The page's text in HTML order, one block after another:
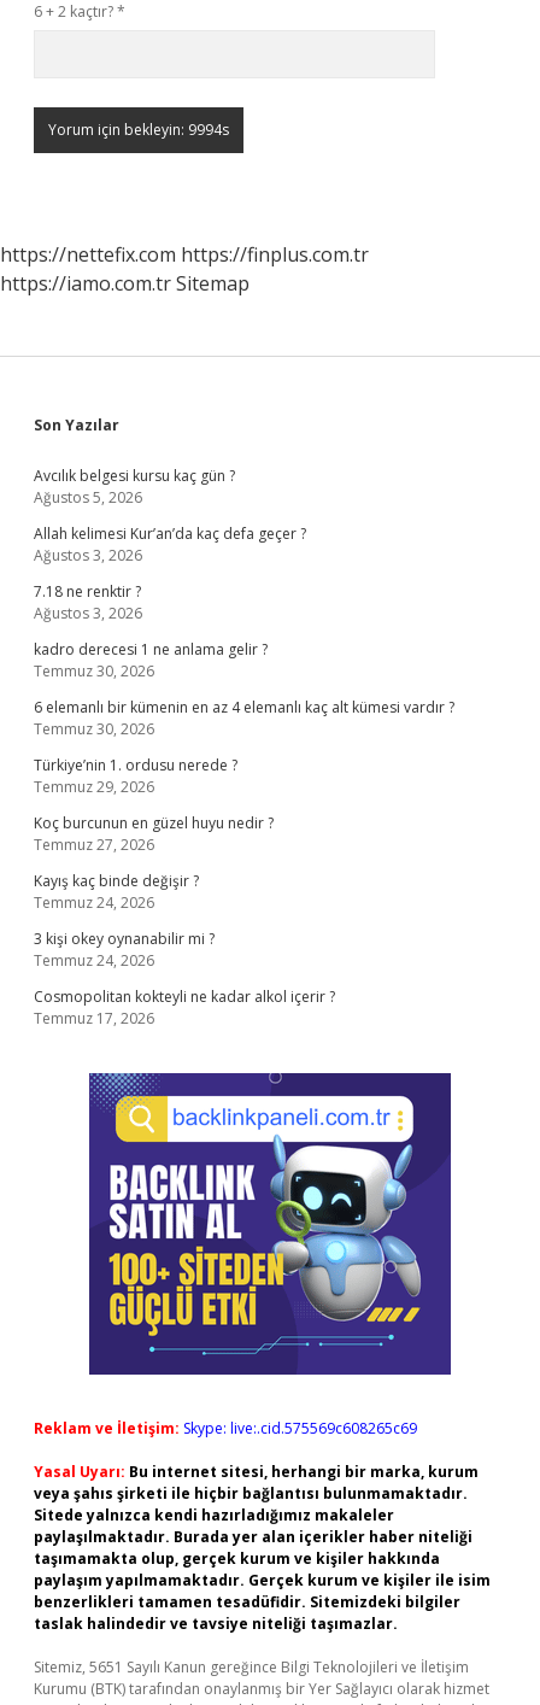
6 + 2 kaçtır?*
https://nettefix.com https://finplus.com.tr
https://iamo.com.trSitemap
Sidebar
Son Yazılar
Avcılık belgesi kursu kaç gün ?
Ağustos 5, 2026
Allah kelimesi Kur’an’da kaç defa geçer ?
Ağustos 3, 2026
7.18 ne renktir ?
Ağustos 3, 2026
kadro derecesi 1 ne anlama gelir ?
Temmuz 30, 2026
6 elemanlı bir kümenin en az 4 elemanlı kaç alt kümesi vardır ?
Temmuz 30, 2026
Türkiye’nin 1. ordusu nerede ?
Temmuz 29, 2026
Koç burcunun en güzel huyu nedir ?
Temmuz 27, 2026
Kayış kaç binde değişir ?
Temmuz 24, 2026
3 kişi okey oynanabilir mi ?
Temmuz 24, 2026
Cosmopolitan kokteyli ne kadar alkol içerir ?
Temmuz 17, 2026
Reklam ve İletişim: Skype: live:.cid.575569c608265c69
Yasal Uyarı: Bu internet sitesi, herhangi bir marka, kurum
veya şahıs şirketi ile hiçbir bağlantısı bulunmamaktadır.
Sitede yalnızca kendi hazırladığımız makaleler
paylaşılmaktadır. Burada yer alan içerikler haber niteliği
taşımamakta olup, gerçek kurum ve kişiler hakkında
paylaşım yapılmamaktadır. Gerçek kurum ve kişiler ile isim
benzerlikleri tamamen tesadüfidir. Sitemizdeki bilgiler
taslak halindedir ve tavsiye niteliği taşımazlar.
Sitemiz, 5651 Sayılı Kanun gereğince Bilgi Teknolojileri ve İletişim
Kurumu (BTK) tarafından onaylanmış bir Yer Sağlayıcı olarak hizmet